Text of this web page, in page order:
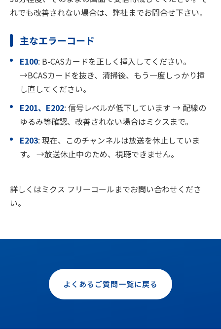
れでも改善されない場合は、弊社までお問合せ下さい。
主なエラーコード
E100: B-CASカードを正しく挿入してください。
→BCASカードを抜き、清掃後、もう一度しっかり挿
し直してください。
E201、E202: 信号レベルが低下しています → 配線の
ゆるみ等確認、改善されない場合はミクスまで。
E203: 現在、このチャンネルは放送を休止していま
す。 →放送休止中のため、視聴できません。
詳しくはミクス フリーコールまでお問い合わせくださ
い。
よくあるご質問一覧に戻る